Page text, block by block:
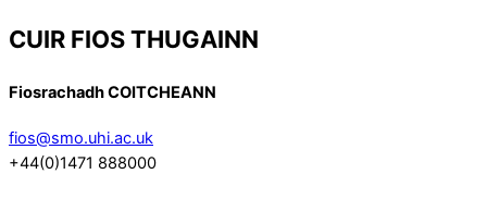
CUIR FIOS THUGAINN
Fiosrachadh COITCHEANN
fios@smo.uhi.ac.uk
+44(0)1471 888000